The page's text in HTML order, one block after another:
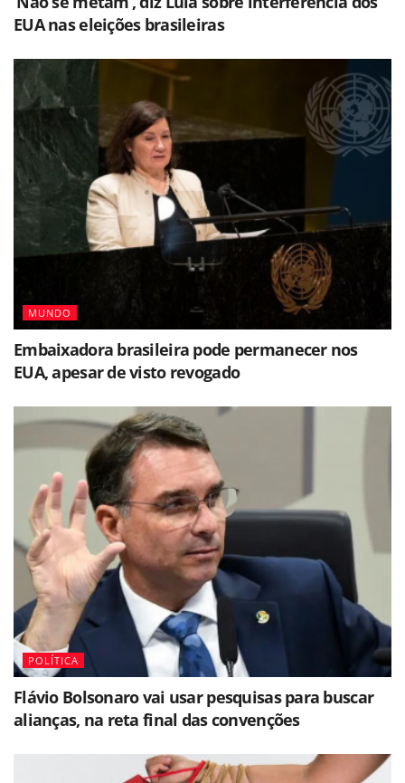
EUA nas eleições brasileiras
MUNDO
Embaixadora brasileira pode permanecer nos
EUA, apesar de visto revogado
POLÍTICA
Flávio Bolsonaro vai usar pesquisas para buscar
alianças, na reta final das convenções